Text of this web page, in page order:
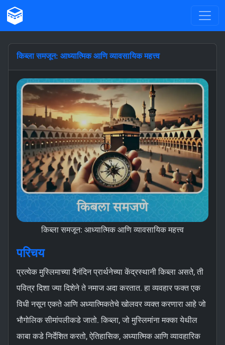
किब्ला समजून: आध्यात्मिक आणि व्यावसायिक महत्त्व
किब्ला समजून: आध्यात्मिक आणि व्यावसायिक महत्त्व
परिचय
प्रत्येक मुस्लिमाच्या दैनंदिन प्रार्थनेच्या केंद्रस्थानी किब्ला असते, ती
पवित्र दिशा ज्या दिशेने ते नमाज अदा करतात. हा व्यवहार फक्त एक
विधी नसून एकते आणि अध्यात्मिकतेचे खोलवर व्यक्त करणारा आहे जो
भौगोलिक सीमांपलीकडे जातो. किब्ला, जो मुस्लिमांना मक्का येथील
काबा कडे निर्देशित करतो, ऐतिहासिक, अध्यात्मिक आणि व्यावहारिक